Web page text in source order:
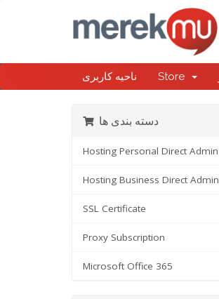
ناحیه کاربری Store
دسته بندی ها
Hosting Personal Direct Admin
Hosting Business Direct Admin
SSL Certificate
Proxy Subscription
Microsoft Office 365